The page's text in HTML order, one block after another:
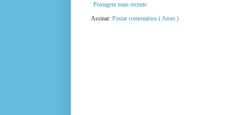
Postagem mais recente
Assinar: Postar comentários ( Atom )